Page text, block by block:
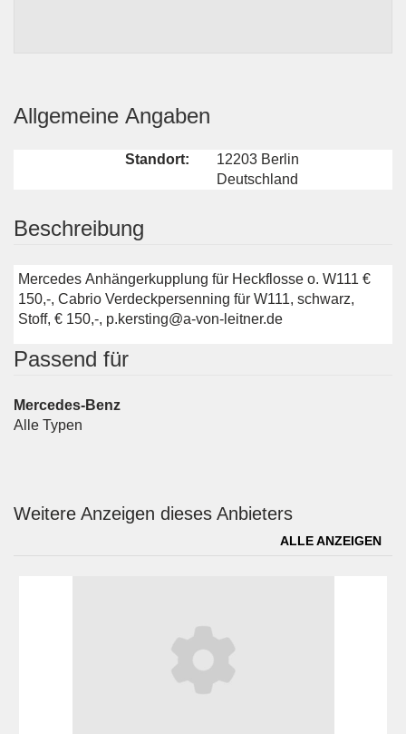
Allgemeine Angaben
Standort:
12203 Berlin
Deutschland
Beschreibung
Mercedes Anhängerkupplung für Heckflosse o. W111 €
150,-, Cabrio Verdeckpersenning für W111, schwarz,
Stoff, € 150,-, p.kersting@a-von-leitner.de
Passend für
Mercedes-Benz
Alle Typen
Weitere Anzeigen dieses Anbieters
ALLE ANZEIGEN